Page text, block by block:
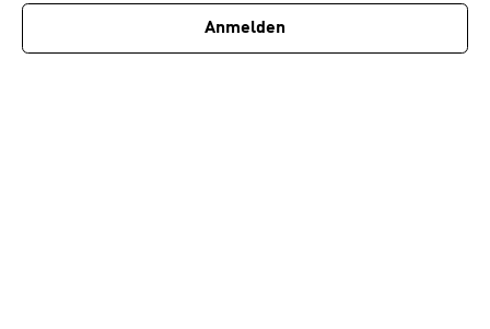
Anmelden